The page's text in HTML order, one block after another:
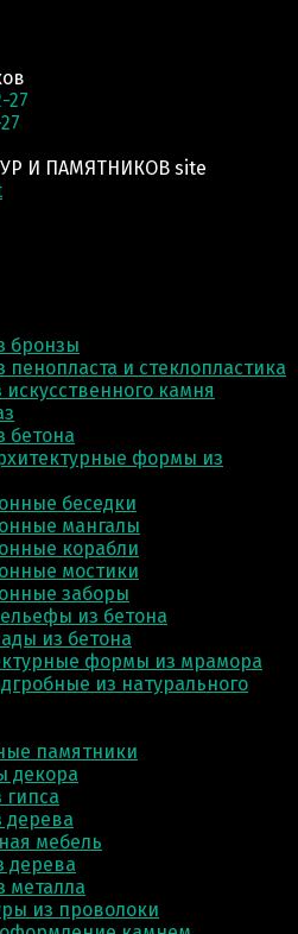
27
И ПАМЯТНИКОВ site
бронзы
пенопласта и стеклопластика
искусственного камня
бетона
формы из
беседки
мангалы
корабли
мостики
заборы
из бетона
из бетона
формы из мрамора
из натурального
памятники
декора
гипса
деревa
мебель
дерева
металла
из проволоки